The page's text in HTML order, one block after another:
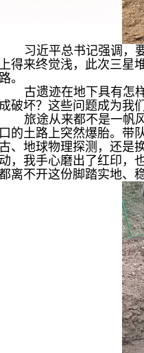
习近平总书记强调，
上得来终觉浅，此次三星
。
古遗迹在地下具有怎
成破坏？这些问题成为我
旅途从来都不是一帆
口的土路上突然爆胎。带
古、地球物理探测，还是
动，我手心磨出了红印，
离不开这份脚踏实地、